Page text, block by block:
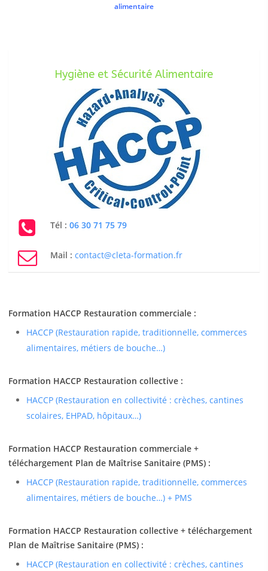
alimentaire
Hygiène et Sécurité Alimentaire
Tél : 06 30 71 75 79
Mail : contact@cleta-formation.fr
Formation HACCP Restauration commerciale :
HACCP (Restauration rapide, traditionnelle, commerces
alimentaires, métiers de bouche…)
Formation HACCP Restauration collective :
HACCP (Restauration en collectivité : crèches, cantines
scolaires, EHPAD, hôpitaux…)
Formation HACCP Restauration commerciale +
téléchargement Plan de Maîtrise Sanitaire (PMS) :
HACCP (Restauration rapide, traditionnelle, commerces
alimentaires, métiers de bouche…) + PMS
Formation HACCP Restauration collective + téléchargement
Plan de Maîtrise Sanitaire (PMS) :
HACCP (Restauration en collectivité : crèches, cantines